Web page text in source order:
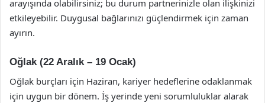
arayışında olabilirsiniz; bu durum partnerinizle olan ilişkinizi
etkileyebilir. Duygusal bağlarınızı güçlendirmek için zaman
ayırın.
Oğlak (22 Aralık – 19 Ocak)
Oğlak burçları için Haziran, kariyer hedeflerine odaklanmak
için uygun bir dönem. İş yerinde yeni sorumluluklar alarak